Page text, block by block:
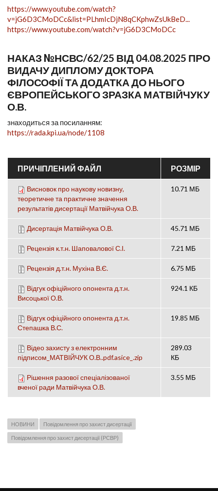
https://www.youtube.com/watch?
v=jG6D3CMoDCc&list=PLhmIcDjN8qCKphwZsUkBeD...
https://www.youtube.com/watch?v=jG6D3CMoDCc
НАКАЗ №НСВС/62/25 ВІД 04.08.2025 ПРО
ВИДАЧУ ДИПЛОМУ ДОКТОРА
ФІЛОСОФІЇ ТА ДОДАТКА ДО НЬОГО
ЄВРОПЕЙСЬКОГО ЗРАЗКА МАТВІЙЧУКУ
О.В.
знаходиться за посиланням:
https://rada.kpi.ua/node/1108
ПРИЧІПЛЕНИЙ ФАЙЛ РОЗМІР
Висновок про наукову новизну,
теоретичне та практичне значення
результатів дисертації Матвійчука О.В.
10.71 МБ
Дисертація Матвійчука О.В. 45.71 МБ
Рецензія к.т.н. Шаповалової С.І. 7.21 МБ
Рецензія д.т.н. Мухіна В.Є. 6.75 МБ
Відгук офіційного опонента д.т.н.
Висоцької О.В.
924.1 КБ
Відгук офіційного опонента д.т.н.
Степашка В.С.
19.85 МБ
Відео захисту з електронним
підписом_МАТВІЙЧУК О.В..pdf.asice_.zip
289.03
КБ
Рішення разової спеціалізованої
вченої ради Матвійчука О.В.
3.55 МБ
НОВИНИ Повідомлення про захист дисертації
Повідомлення про захист дисертації (РСВР)